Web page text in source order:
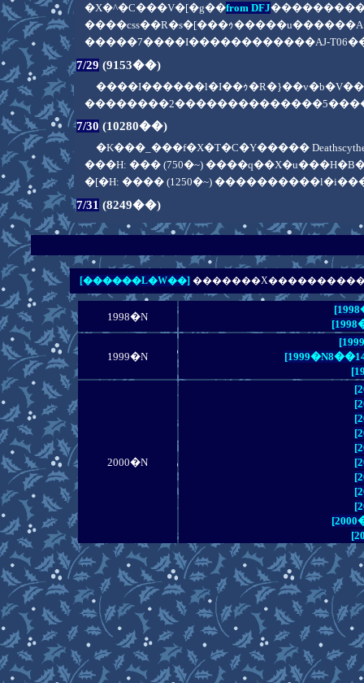
�X�^�C���V�[�g��from DFJ
����css��R�s�[���ｩ
�����7����I������������AJ-
7/29 (9153��)
����I������l�I��ｩ
7/30 (10280��)
�K���_���f�X�T�C�Y�����
���H: ��� (750�~)
�[�H: ���� (1250�~)
7/31 (8249��)
[������L�W��]
1998�N
1999�N
2000�N